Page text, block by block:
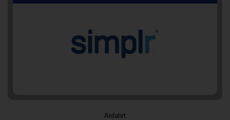
Anfahrt